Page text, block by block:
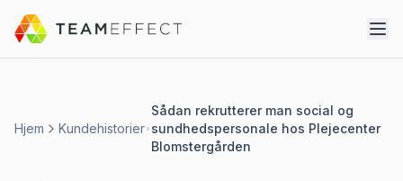
Hjem Kundehistorier
Sådan rekrutterer man social og
sundhedspersonale hos Plejecenter
Blomstergården